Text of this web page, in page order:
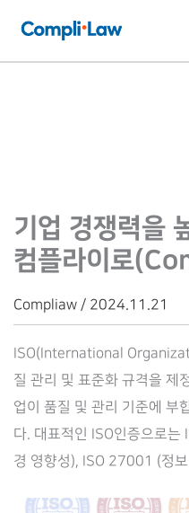
츠
기업 경쟁력을
컴플라이로
Compliaw / 2024.11.21
ISO(International
질 관리 및 표준화 규격을 제
업이 품질 및 관리 기준에 부
다. 대표적인 ISO인증으로
경 영향성), ISO 27001 (정